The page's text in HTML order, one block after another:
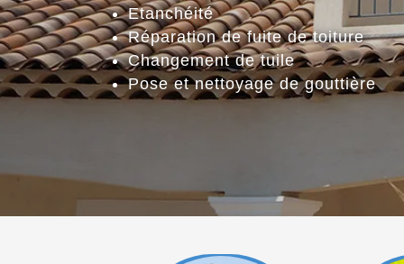
Etanchéité
Réparation de fuite de toiture
Changement de tuile
Pose et nettoyage de gouttière